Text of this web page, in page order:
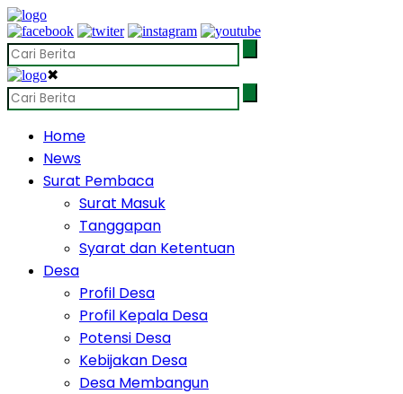
✖
Home
News
Surat Pembaca
Surat Masuk
Tanggapan
Syarat dan Ketentuan
Desa
Profil Desa
Profil Kepala Desa
Potensi Desa
Kebijakan Desa
Desa Membangun